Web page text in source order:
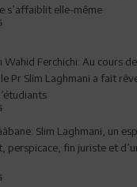
s’affaiblit elle-même
Wahid Ferchichi: Au cours
Pr Slim Laghmani a fait
Slim Laghmani, un
perspicace, fin juriste et